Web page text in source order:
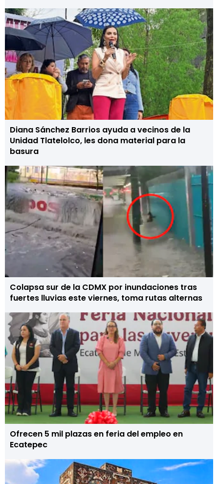
Diana Sánchez Barrios ayuda a vecinos de la
Unidad Tlatelolco, les dona material para la
basura
Colapsa sur de la CDMX por inundaciones tras
fuertes lluvias este viernes, toma rutas alternas
Ofrecen 5 mil plazas en feria del empleo en
Ecatepec